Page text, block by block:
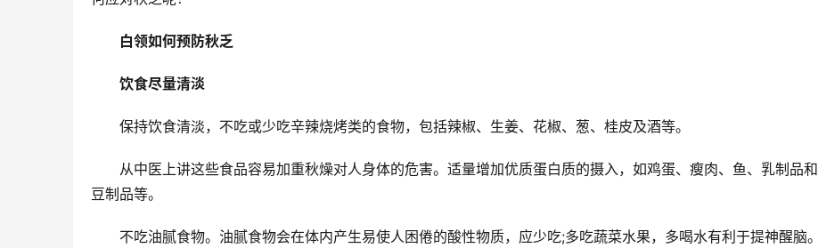
白领如何预防秋乏
饮食尽量清淡
保持饮食清淡，不吃或少吃辛辣烧烤类的食物，包括辣椒、生姜、花椒、葱、桂皮及酒等。
从中医上讲这些食品容易加重秋燥对人身体的危害。适量增加优质蛋白质的摄入，如鸡蛋、瘦肉、鱼、乳制品和
豆制品等。
不吃油腻食物。油腻食物会在体内产生易使人困倦的酸性物质，应少吃;多吃蔬菜水果，多喝水有利于提神醒脑。